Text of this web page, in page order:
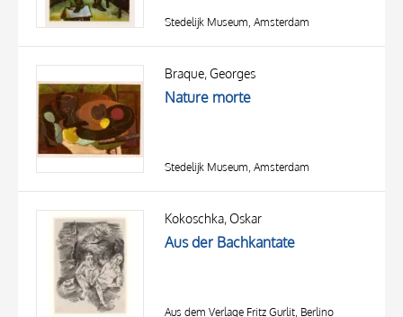
Stedelijk Museum, Amsterdam
Braque, Georges
Nature morte
Stedelijk Museum, Amsterdam
Kokoschka, Oskar
Aus der Bachkantate
Aus dem Verlage Fritz Gurlit, Berlino